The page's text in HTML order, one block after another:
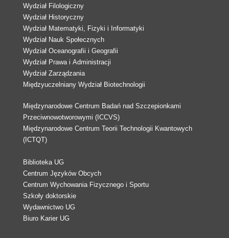
Wydział Filologiczny
Wydział Historyczny
Wydział Matematyki, Fizyki i Informatyki
Wydział Nauk Społecznych
Wydział Oceanografii i Geografii
Wydział Prawa i Administracji
Wydział Zarządzania
Międzyuczelniany Wydział Biotechnologii
Międzynarodowe Centrum Badań nad Szczepionkami
Przeciwnowotworowymi (ICCVS)
Międzynarodowe Centrum Teorii Technologii Kwantowych
(ICTQT)
Biblioteka UG
Centrum Języków Obcych
Centrum Wychowania Fizycznego i Sportu
Szkoły doktorskie
Wydawnictwo UG
Biuro Karier UG